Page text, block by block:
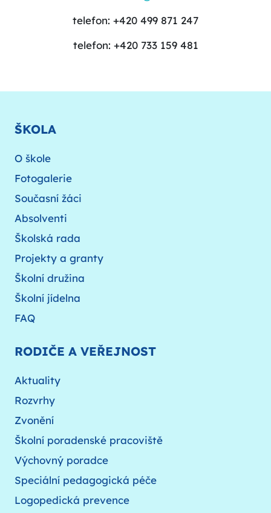
telefon: +420 499 871 247
telefon: +420 733 159 481
ŠKOLA
O škole
Fotogalerie
Současní žáci
Absolventi
Školská rada
Projekty a granty
Školní družina
Školní jídelna
FAQ
RODIČE A VEŘEJNOST
Aktuality
Rozvrhy
Zvonění
Školní poradenské pracoviště
Výchovný poradce
Speciální pedagogická péče
Logopedická prevence